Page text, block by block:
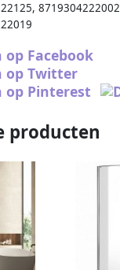
, 8719304222002
producten